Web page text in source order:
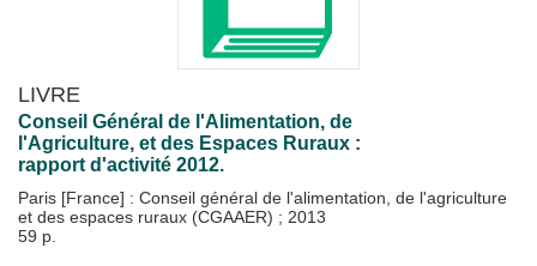
LIVRE
Conseil Général de l'Alimentation, de
l'Agriculture, et des Espaces Ruraux :
rapport d'activité 2012.
Paris [France] : Conseil général de l'alimentation, de l'agriculture
et des espaces ruraux (CGAAER) ; 2013
59 p.